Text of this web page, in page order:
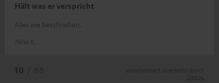
Hält was er verspricht
Alles wie beschrieben.
Nina K.